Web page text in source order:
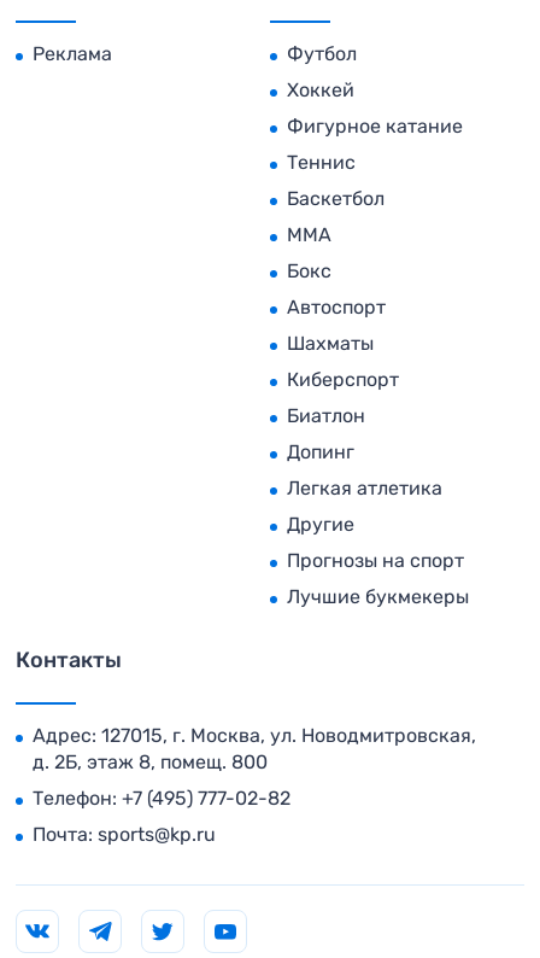
Реклама
Футбол
Хоккей
Фигурное катание
Теннис
Баскетбол
MMA
Бокс
Автоспорт
Шахматы
Киберспорт
Биатлон
Допинг
Легкая атлетика
Другие
Прогнозы на спорт
Лучшие букмекеры
Контакты
Адрес: 127015, г. Москва, ул. Новодмитровская,
д. 2Б, этаж 8, помещ. 800
Телефон: +7 (495) 777-02-82
Почта: sports@kp.ru